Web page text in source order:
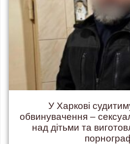
У Харкові
обвинувачення –
над дітьми та